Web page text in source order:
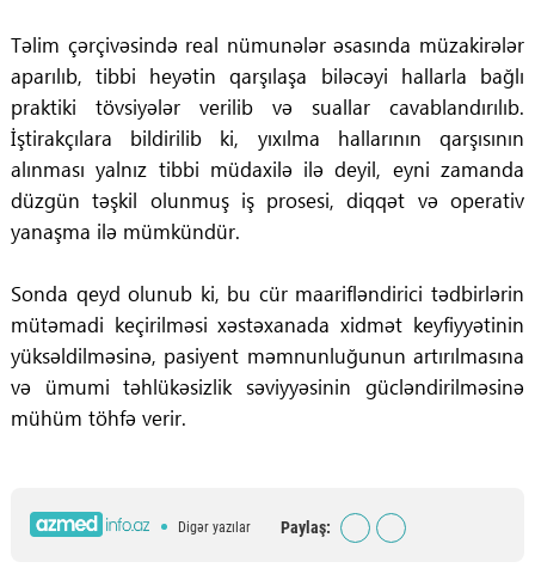
Təlim çərçivəsində real nümunələr əsasında müzakirələr
aparılıb, tibbi heyətin qarşılaşa biləcəyi hallarla bağlı
praktiki tövsiyələr verilib və suallar cavablandırılıb.
İştirakçılara bildirilib ki, yıxılma hallarının qarşısının
alınması yalnız tibbi müdaxilə ilə deyil, eyni zamanda
düzgün təşkil olunmuş iş prosesi, diqqət və operativ
yanaşma ilə mümkündür.
Sonda qeyd olunub ki, bu cür maarifləndirici tədbirlərin
mütəmadi keçirilməsi xəstəxanada xidmət keyfiyyətinin
yüksəldilməsinə, pasiyent məmnunluğunun artırılmasına
və ümumi təhlükəsizlik səviyyəsinin gücləndirilməsinə
mühüm töhfə verir.
Digər yazılar Paylaş: